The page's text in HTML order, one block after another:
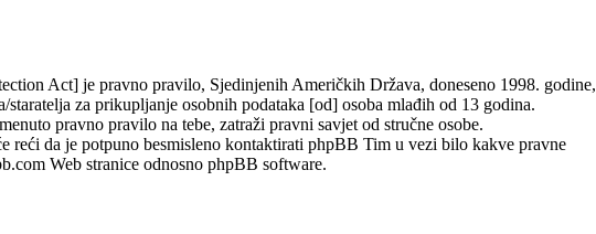
Act] je pravno pravilo, Sjedinjenih Američkih Država, doneseno 1998. godine,
staratelja za prikupljanje osobnih podataka [od] osoba mlađih od 13 godina.
pravno pravilo na tebe, zatraži pravni savjet od stručne osobe.
reći da je potpuno besmisleno kontaktirati phpBB Tim u vezi bilo kakve pravne
Web stranice odnosno phpBB software.